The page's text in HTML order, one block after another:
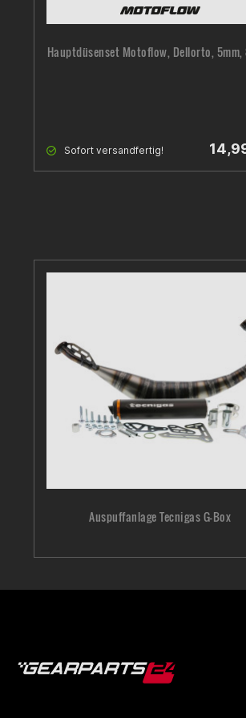
Hauptdüsenset Motoflow, Dellorto, 5mm,
Sofort versandfertig!
Auspuffanlage Tecnigas G-Box